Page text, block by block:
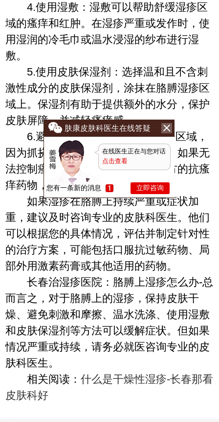
4.使用湿敷：湿敷可以帮助舒缓湿疹区
域的瘙痒和红肿。在湿疹严重或发作时，使
用湿润的冷毛巾或温水浸湿的纱布进行湿
敷。
5.使用皮肤保湿剂：选择温和且不含刺
激性成分的皮肤保湿剂，涂抹在胳膊湿疹区
域上。保湿剂有助于提供额外的水分，保护
皮肤屏障，并减轻瘙痒感。
6.避免抓挠：尽量避免抓挠湿疹区域，
因为抓挠会导致进一步损伤和感染。如果无
法控制瘙痒感，可以考虑使用非处方的抗瘙
痒药物，如外用抗过敏药膏。
如果湿疹在胳膊上持续严重或症状加
重，建议及时咨询专业的皮肤科医生。他们
可以根据您的具体情况，评估并制定针对性
的治疗方案，可能包括口服抗过敏药物、局
部外用激素药膏或其他适用的药物。
长春治湿疹医院：胳膊上湿疹怎么办-总
而言之，对于胳膊上的湿疹，保持皮肤干
燥、避免刺激和摩擦、温水洗涤、使用湿敷
和皮肤保湿剂等方法可以缓解症状。但如果
情况严重或持续，请务必就医咨询专业的皮
肤科医生。
相关阅读：什么是干燥性湿疹-长春那看
皮肤科好
肤康皮肤科医生在线答疑
在线医生正在与您对话
点击查看
您有一条新的消息 立即咨询